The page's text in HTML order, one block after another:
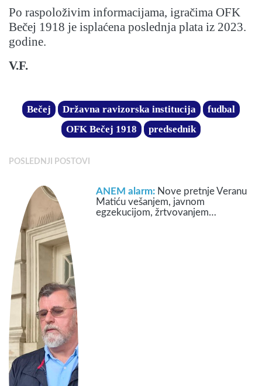
Po raspoloživim informacijama, igračima OFK
Bečej 1918 je isplaćena poslednja plata iz 2023.
godine.
V.F.
Bečej Državna ravizorska institucija
fudbal
OFK Bečej 1918
predsednik
POSLEDNJI POSTOVI
ANEM alarm: Nove pretnje Veranu
Matiću vešanjem, javnom
egzekucijom, žrtvovanjem…